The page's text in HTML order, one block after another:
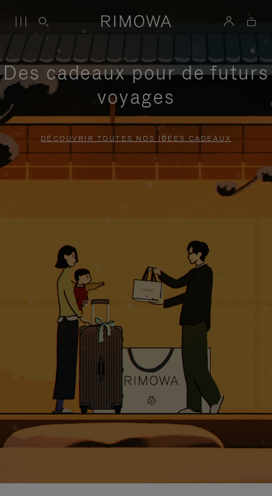
Des cadeaux pour de futurs
voyages
DÉCOUVRIR TOUTES NOS IDÉES CADEAUX